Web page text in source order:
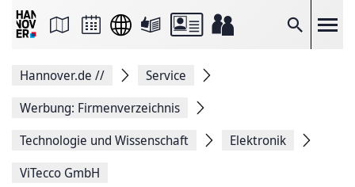
Suche
Seite
Facebook
teilen
Seitenlink
Seite
Hannover.de //
Service
Werbung: Firmenverzeichnis
Technologie und Wissenschaft
Elektronik
ViTecco GmbH